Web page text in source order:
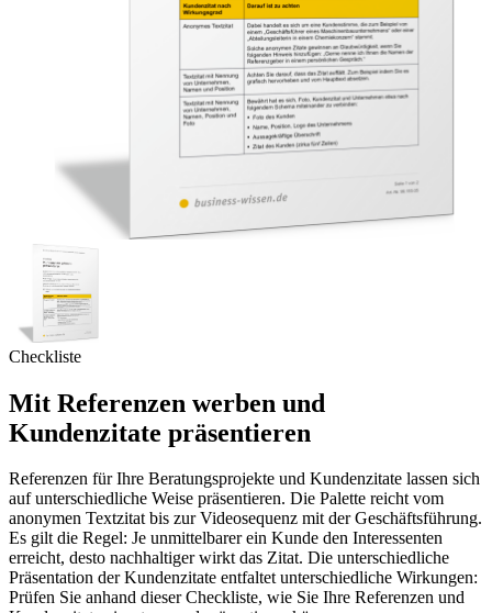
Checkliste
Mit Referenzen werben und
Kundenzitate präsentieren
Referenzen für Ihre Beratungsprojekte und Kundenzitate lassen sich
auf unterschiedliche Weise präsentieren. Die Palette reicht vom
anonymen Textzitat bis zur Videosequenz mit der Geschäftsführung.
Es gilt die Regel: Je unmittelbarer ein Kunde den Interessenten
erreicht, desto nachhaltiger wirkt das Zitat. Die unterschiedliche
Präsentation der Kundenzitate entfaltet unterschiedliche Wirkungen:
Prüfen Sie anhand dieser Checkliste, wie Sie Ihre Referenzen und